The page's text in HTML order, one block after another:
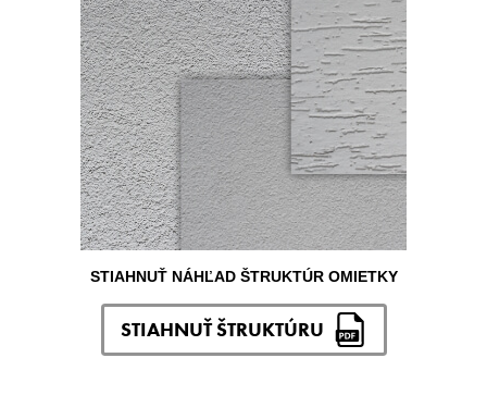
STIAHNUŤ NÁHĽAD ŠTRUKTÚR OMIETKY
STIAHNUŤ ŠTRUKTÚRU